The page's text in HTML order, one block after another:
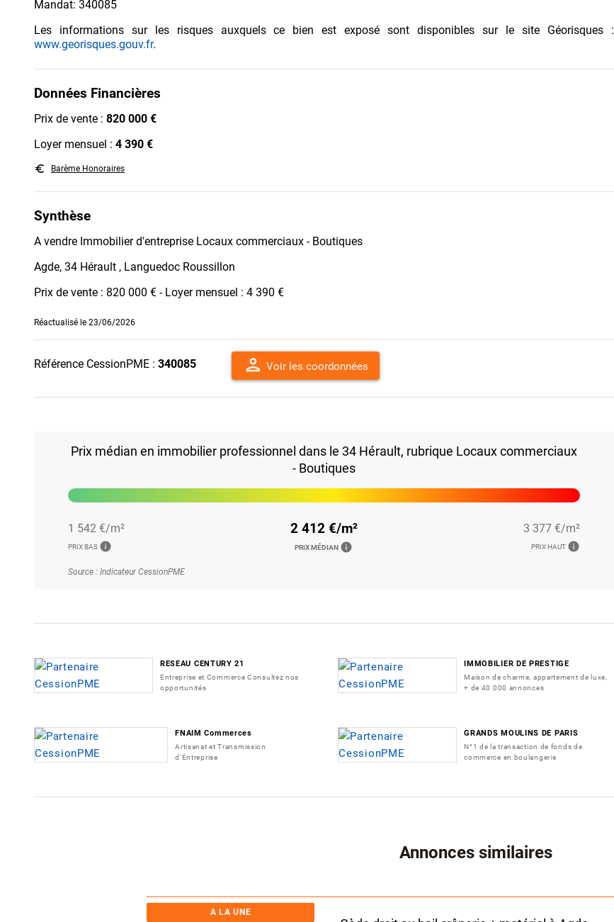
Mandat: 340085
Les informations sur les risques auxquels ce bien est exposé sont disponibles sur le site Géorisques :
www.georisques.gouv.fr.
Données Financières
Prix de vente : 820 000 €
Loyer mensuel : 4 390 €
euro_symbol Barème Honoraires
Synthèse
A vendre Immobilier d'entreprise Locaux commerciaux - Boutiques
Agde, 34 Hérault , Languedoc Roussillon
Prix de vente : 820 000 € - Loyer mensuel : 4 390 €
Réactualisé le 23/06/2026
Référence CessionPME : 340085 person Voir les coordonnées
Prix médian en immobilier professionnel dans le 34 Hérault, rubrique Locaux commerciaux
- Boutiques
1 542 €/m²
PRIX BAS info
2 412 €/m²
PRIX MÉDIAN info
3 377 €/m²
PRIX HAUT info
Source : Indicateur CessionPME
RESEAU CENTURY 21
Entreprise et Commerce Consultez nos
opportunités
IMMOBILIER DE PRESTIGE
Maison de charme, appartement de luxe,
+ de 40 000 annonces
FNAIM Commerces
Artisanat et Transmission
d'Entreprise
GRANDS MOULINS DE PARIS
N°1 de la transaction de fonds de
commerce en boulangerie
Annonces similaires
A LA UNE